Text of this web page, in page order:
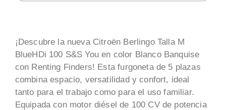
¡Descubre la nueva Citroën Berlingo Talla M
BlueHDi 100 S&S You en color Blanco Banquise
con Renting Finders! Esta furgoneta de 5 plazas
combina espacio, versatilidad y confort, ideal
tanto para el trabajo como para el uso familiar.
Equipada con motor diésel de 100 CV de potencia